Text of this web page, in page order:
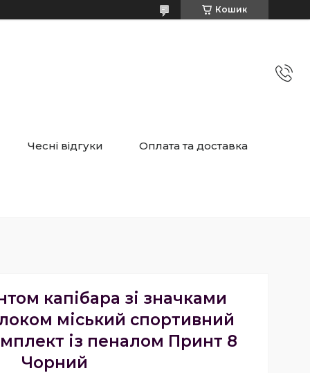
Кошик
Чесні відгуки Оплата та доставка
капібара зі значками
міський спортивний
із пеналом Принт 8
Чорний